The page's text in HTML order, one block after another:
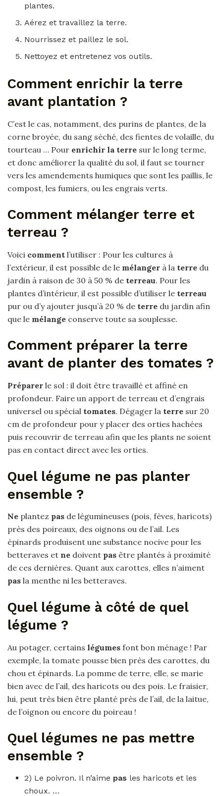
plantes.
Aérez et travaillez la terre.
Nourrissez et paillez le sol.
Nettoyez et entretenez vos outils.
Comment enrichir la terre
avant plantation ?
C’est le cas, notamment, des purins de plantes, de la
corne broyée, du sang séché, des fientes de volaille, du
tourteau … Pour enrichir la terre sur le long terme,
et donc améliorer la qualité du sol, il faut se tourner
vers les amendements humiques que sont les paillis, le
compost, les fumiers, ou les engrais verts.
Comment mélanger terre et
terreau ?
Voici comment l’utiliser : Pour les cultures à
l’extérieur, il est possible de le mélanger à la terre du
jardin à raison de 30 à 50 % de terreau. Pour les
plantes d’intérieur, il est possible d’utiliser le terreau
pur ou d’y ajouter jusqu’à 20 % de terre du jardin afin
que le mélange conserve toute sa souplesse.
Comment préparer la terre
avant de planter des tomates ?
Préparer le sol : il doit être travaillé et affiné en
profondeur. Faire un apport de terreau et d’engrais
universel ou spécial tomates. Dégager la terre sur 20
cm de profondeur pour y placer des orties hachées
puis recouvrir de terreau afin que les plants ne soient
pas en contact direct avec les orties.
Quel légume ne pas planter
ensemble ?
Ne plantez pas de légumineuses (pois, fèves, haricots)
près des poireaux, des oignons ou de l’ail. Les
épinards produisent une substance nocive pour les
betteraves et ne doivent pas être plantés à proximité
de ces dernières. Quant aux carottes, elles n’aiment
pas la menthe ni les betteraves.
Quel légume à côté de quel
légume ?
Au potager, certains légumes font bon ménage ! Par
exemple, la tomate pousse bien près des carottes, du
chou et épinards. La pomme de terre, elle, se marie
bien avec de l’ail, des haricots ou des pois. Le fraisier,
lui, peut très bien être planté près de l’ail, de la laitue,
de l’oignon ou encore du poireau !
Quel légumes ne pas mettre
ensemble ?
2) Le poivron. Il n’aime pas les haricots et les
choux. …